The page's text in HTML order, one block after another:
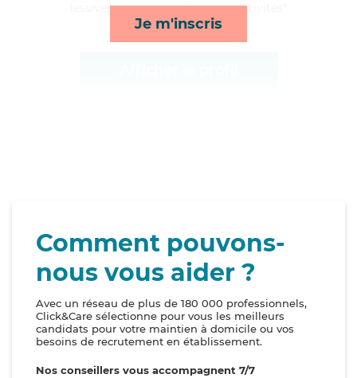
Je m'inscris
lessive/repassage, ménage et activités*
Comment pouvons-
nous vous aider ?
Avec un réseau de plus de 180 000 professionnels,
Click&Care sélectionne pour vous les meilleurs
candidats pour votre maintien à domicile ou vos
besoins de recrutement en établissement.
Nos conseillers vous accompagnent 7/7